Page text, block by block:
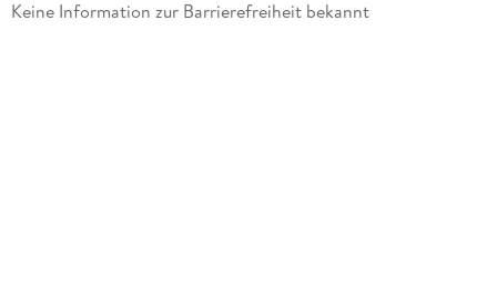
Keine Information zur Barrierefreiheit bekannt